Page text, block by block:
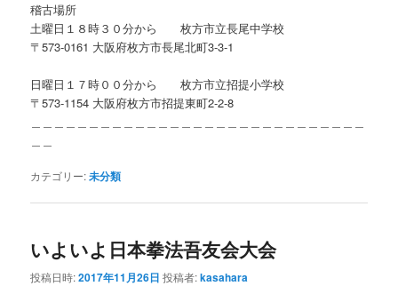
稽古場所
土曜日１８時３０分から 枚方市立長尾中学校
〒573-0161 大阪府枚方市長尾北町3-3-1
日曜日１７時００分から 枚方市立招提小学校
〒573-1154 大阪府枚方市招提東町2-2-8
カテゴリー:未分類
いよいよ日本拳法吾友会大会
投稿日時:2017年11月26日 投稿者:kasahara